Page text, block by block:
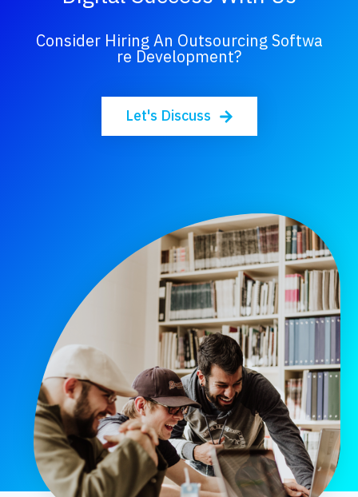
Consider Hiring An Outsourcing Softwa
Re Development?
Let's Discuss